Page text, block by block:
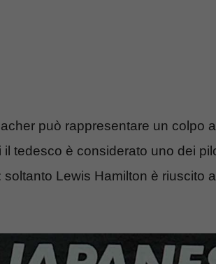
può rappresentare un colpo
tedesco è considerato uno dei
Lewis Hamilton è riuscito